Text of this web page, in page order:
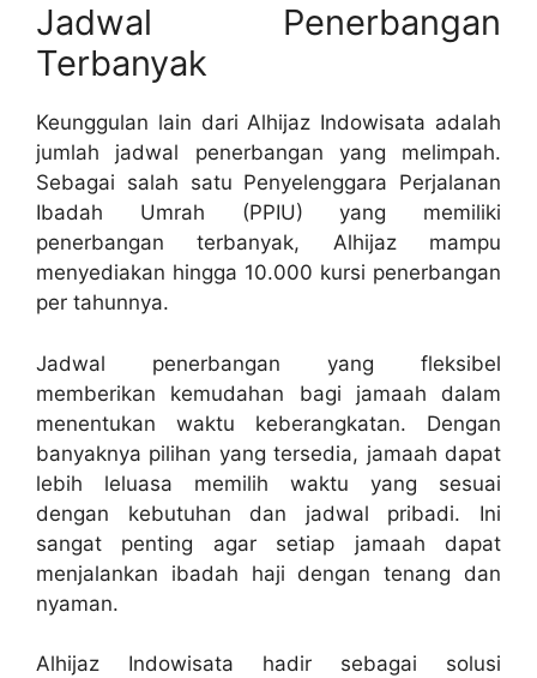
Jadwal Penerbangan
Terbanyak
Keunggulan lain dari Alhijaz Indowisata adalah
jumlah jadwal penerbangan yang melimpah.
Sebagai salah satu Penyelenggara Perjalanan
Ibadah Umrah (PPIU) yang memiliki
penerbangan terbanyak, Alhijaz mampu
menyediakan hingga 10.000 kursi penerbangan
per tahunnya.
Jadwal penerbangan yang fleksibel
memberikan kemudahan bagi jamaah dalam
menentukan waktu keberangkatan. Dengan
banyaknya pilihan yang tersedia, jamaah dapat
lebih leluasa memilih waktu yang sesuai
dengan kebutuhan dan jadwal pribadi. Ini
sangat penting agar setiap jamaah dapat
menjalankan ibadah haji dengan tenang dan
nyaman.
Alhijaz Indowisata hadir sebagai solusi